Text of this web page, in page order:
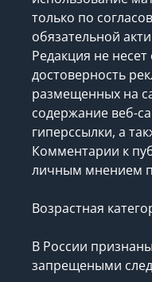
только по
обязательной
Редакция не несет
достоверность
размещенных на
содержание веб-
гиперссылки, а
Комментарии к
личным мнением
Возрастная
В России
запрещеными